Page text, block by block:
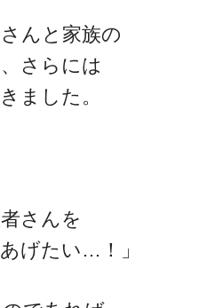
んと家族の
さらには
ました。
さんを
げたい…！」